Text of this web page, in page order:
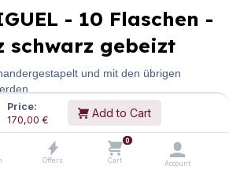
Price:
170,00 € Add to Cart
Offers
0
Cart Account
- 10 Flaschen -
schwarz gebeizt
und mit den übrigen
T) 1.050 370 mm / 115 mm
MwSt.